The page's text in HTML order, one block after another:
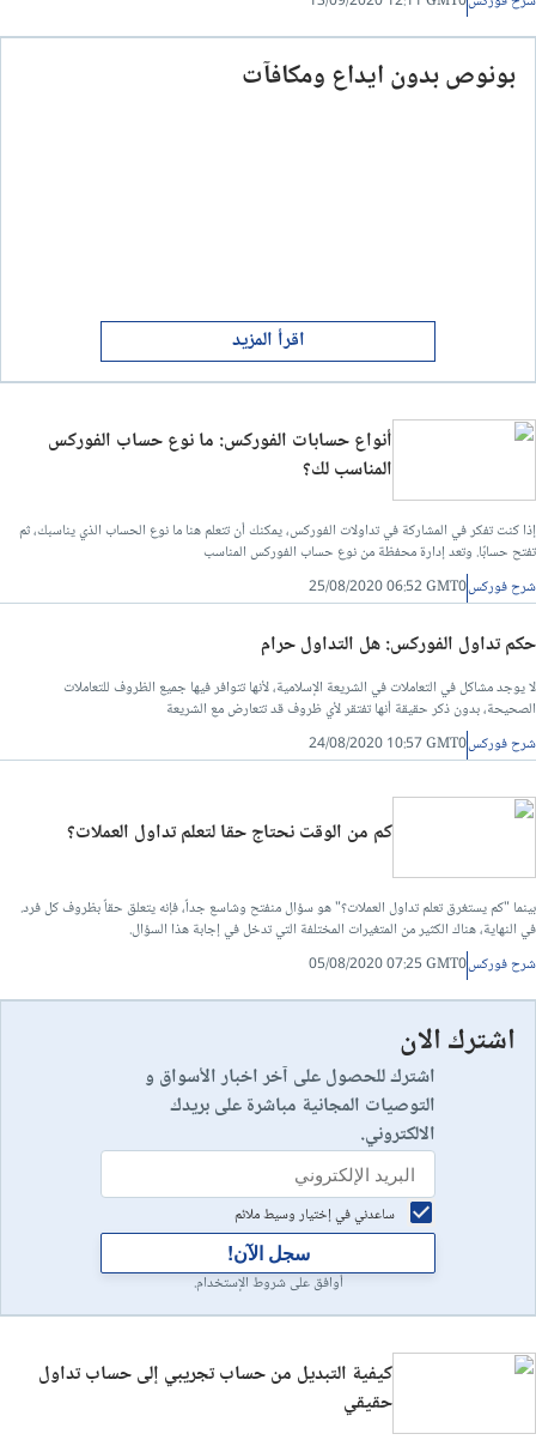
بونوص بدون ايداع ومكافآت
اقرأ المزيد
أنواع حسابات الفوركس: ما نوع حساب الفوركس
المناسب لك؟
إذا كنت تفكر في المشاركة في تداولات الفوركس، يمكنك أن تتعلم هنا ما نوع الحساب الذي يناسبك، ثم
تفتح حسابًا. وتعد إدارة محفظة من نوع حساب الفوركس المناسب
شرح فوركس25/08/2020 06:52 GMT0
حكم تداول الفوركس: هل التداول حرام
لا يوجد مشاكل في التعاملات في الشريعة الإسلامية، لأنها تتوافر فيها جميع الظروف للتعاملات
الصحيحة، بدون ذكر حقيقة أنها تفتقر لأي ظروف قد تتعارض مع الشريعة
شرح فوركس24/08/2020 10:57 GMT0
كم من الوقت نحتاج حقا لتعلم تداول العملات؟
بينما "كم يستغرق تعلم تداول العملات؟" هو سؤال منفتح وشاسع جداً، فإنه يتعلق حقاً بظروف كل فرد.
في النهاية، هناك الكثير من المتغيرات المختلفة التي تدخل في إجابة هذا السؤال.
شرح فوركس05/08/2020 07:25 GMT0
اشترك الان
اشترك للحصول على آخر اخبار الأسواق و
التوصيات المجانية مباشرة على بريدك
الالكتروني.
ساعدني في إختيار وسيط ملائم
سجل الآن!
أوافق على شروط الإستخدام.
كيفية التبديل من حساب تجريبي إلى حساب تداول
حقيقي